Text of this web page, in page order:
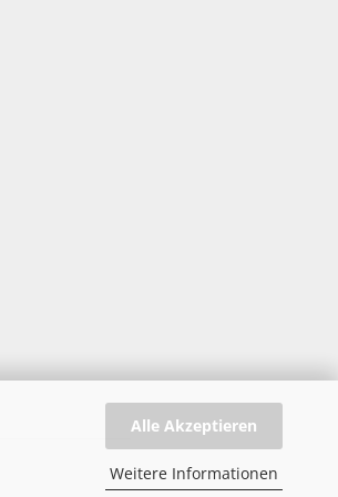
Alle Akzeptieren
Weitere Informationen